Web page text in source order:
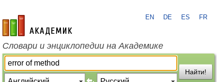
academic.ru
EN DE ES FR
Словари и энциклопедии на Академике
Найти!